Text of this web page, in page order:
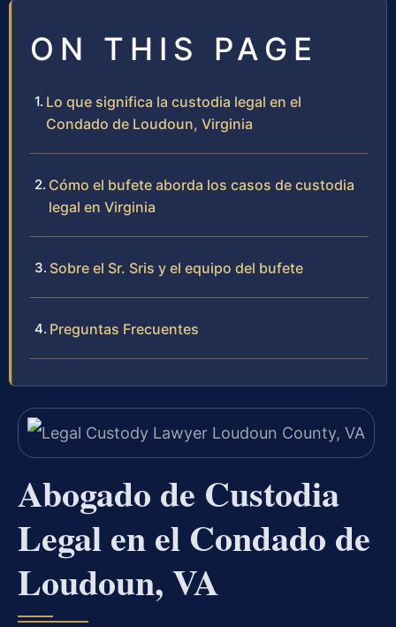
ON THIS PAGE
Lo que significa la custodia legal en el
Condado de Loudoun, Virginia
Cómo el bufete aborda los casos de custodia
legal en Virginia
Sobre el Sr. Sris y el equipo del bufete
Preguntas Frecuentes
Abogado de Custodia
Legal en el Condado de
Loudoun, VA